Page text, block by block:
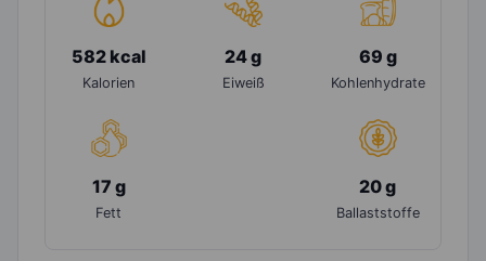
582 kcal
Kalorien
24 g
Eiweiß
69 g
Kohlenhydrate
17 g
Fett
20 g
Ballaststoffe